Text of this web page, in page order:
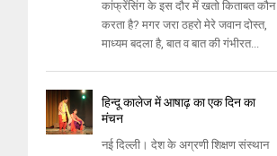
कांफ्रेंसिंग के इस दौर में खतो किताबत कौन
करता है? मगर जरा ठहरो मेरे जवान दोस्त,
माध्यम बदला है, बात व बात की गंभीरत...
हिन्दू कालेज में आषाढ़ का एक दिन का
मंचन
नई दिल्ली। देश के अग्रणी शिक्षण संस्थान